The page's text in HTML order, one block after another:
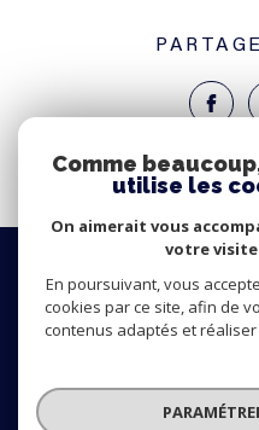
© 2026 | TOUS DROITS RÉSERVÉS
PLAN DU SITE
POLITIQUE
Comme
utilise les
On aimerait vous
votre
En poursuivant, vous
cookies par ce site, afin de
contenus adaptés et